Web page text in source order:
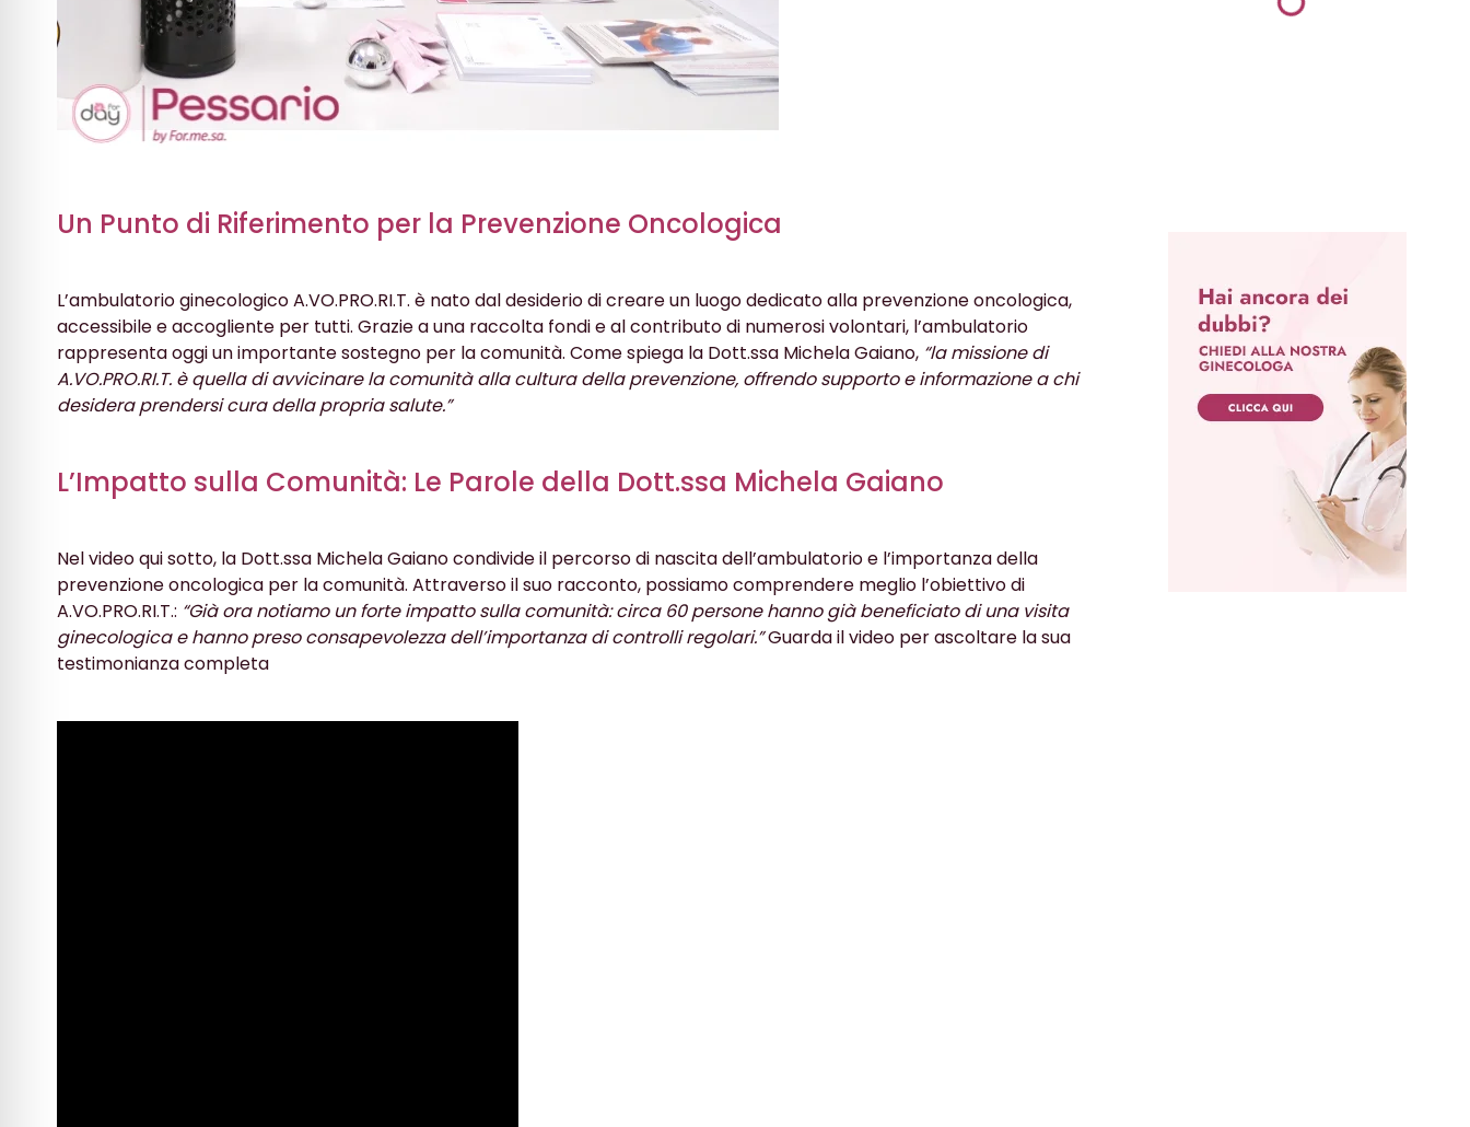
Un Punto di Riferimento per la Prevenzione Oncologica
L’ambulatorio ginecologico A.VO.PRO.RI.T. è nato dal desiderio di creare un luogo dedicato alla prevenzione oncologica,
accessibile e accogliente per tutti. Grazie a una raccolta fondi e al contributo di numerosi volontari, l’ambulatorio
rappresenta oggi un importante sostegno per la comunità. Come spiega la Dott.ssa Michela Gaiano, “la missione di
A.VO.PRO.RI.T. è quella di avvicinare la comunità alla cultura della prevenzione, offrendo supporto e informazione a chi
desidera prendersi cura della propria salute.”
L’Impatto sulla Comunità: Le Parole della Dott.ssa Michela Gaiano
Nel video qui sotto, la Dott.ssa Michela Gaiano condivide il percorso di nascita dell’ambulatorio e l’importanza della
prevenzione oncologica per la comunità. Attraverso il suo racconto, possiamo comprendere meglio l’obiettivo di
A.VO.PRO.RI.T.: “Già ora notiamo un forte impatto sulla comunità: circa 60 persone hanno già beneficiato di una visita
ginecologica e hanno preso consapevolezza dell’importanza di controlli regolari.”Guarda il video per ascoltare la sua
testimonianza completa